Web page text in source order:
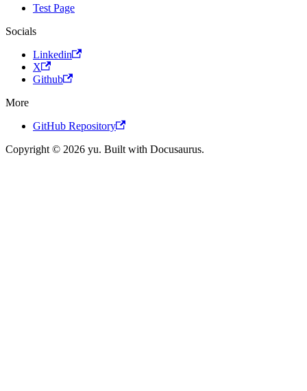
Test Page
Socials
Linkedin
X
Github
More
GitHub Repository
Copyright © 2026 yu. Built with Docusaurus.